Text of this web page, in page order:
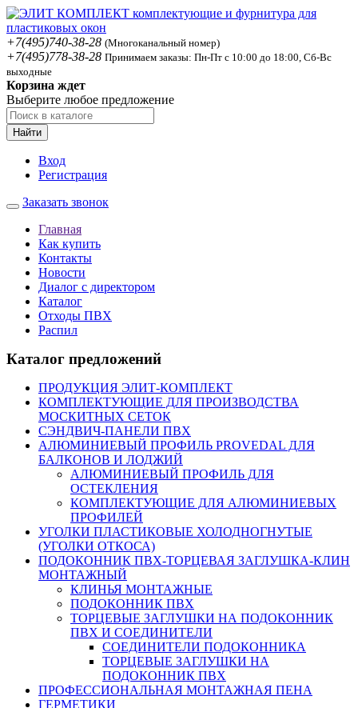
+7(495)740-38-28 (Многоканальный номер)
+7(495)778-38-28 Принимаем заказы: Пн-Пт с 10:00 до 18:00, Сб-Вс
выходные
Корзина ждет
Выберите любое предложение
Найти
Вход
Регистрация
Заказать звонок
Главная
Как купить
Контакты
Новости
Диалог с директором
Каталог
Отходы ПВХ
Распил
Каталог предложений
ПРОДУКЦИЯ ЭЛИТ-КОМПЛЕКТ
КОМПЛЕКТУЮЩИЕ ДЛЯ ПРОИЗВОДСТВА
МОСКИТНЫХ СЕТОК
СЭНДВИЧ-ПАНЕЛИ ПВХ
АЛЮМИНИЕВЫЙ ПРОФИЛЬ PROVEDAL ДЛЯ
БАЛКОНОВ И ЛОДЖИЙ
АЛЮМИНИЕВЫЙ ПРОФИЛЬ ДЛЯ
ОСТЕКЛЕНИЯ
КОМПЛЕКТУЮЩИЕ ДЛЯ АЛЮМИНИЕВЫХ
ПРОФИЛЕЙ
УГОЛКИ ПЛАСТИКОВЫЕ ХОЛОДНОГНУТЫЕ
(УГОЛКИ ОТКОСА)
ПОДОКОННИК ПВХ-ТОРЦЕВАЯ ЗАГЛУШКА-КЛИН
МОНТАЖНЫЙ
КЛИНЬЯ МОНТАЖНЫЕ
ПОДОКОННИК ПВХ
ТОРЦЕВЫЕ ЗАГЛУШКИ НА ПОДОКОННИК
ПВХ И СОЕДИНИТЕЛИ
СОЕДИНИТЕЛИ ПОДОКОННИКА
ТОРЦЕВЫЕ ЗАГЛУШКИ НА
ПОДОКОННИК ПВХ
ПРОФЕССИОНАЛЬНАЯ МОНТАЖНАЯ ПЕНА
ГЕРМЕТИКИ